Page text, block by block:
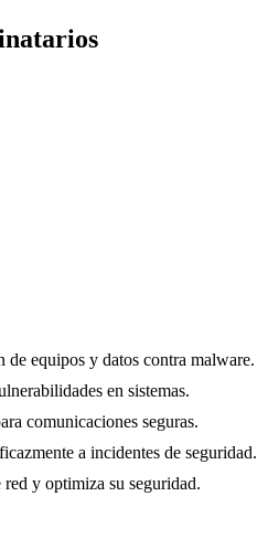
de equipos y datos contra malware.
en sistemas.
comunicaciones seguras.
a incidentes de seguridad.
y optimiza su seguridad.